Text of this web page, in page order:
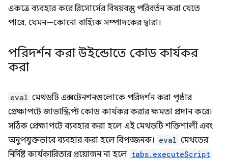
একত্রে ব্যবহার করে রিসোর্সের বিষয়বস্তু পরিবর্তন করা যেতে
পারে, যেমন—কোনো বাহ্যিক সম্পাদকের দ্বারা।
পরিদর্শন করা উইন্ডোতে কোড কার্যকর
করা
eval মেথডটি এক্সটেনশনগুলোকে পরিদর্শন করা পৃষ্ঠার
প্রেক্ষাপটে জাভাস্ক্রিপ্ট কোড কার্যকর করার ক্ষমতা প্রদান করে।
সঠিক প্রেক্ষাপটে ব্যবহার করা হলে এই মেথডটি শক্তিশালী এবং
অনুপযুক্তভাবে ব্যবহার করা হলে বিপজ্জনক। eval মেথডের
নির্দিষ্ট কার্যকারিতার প্রয়োজন না হলে tabs.executeScript